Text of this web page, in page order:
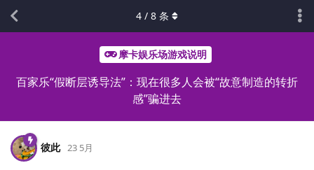
摩卡娱乐场游戏说明
百家乐“假断层诱导法”：现在很多人会被“故意制造的转折
感”骗进去
4 / 8 条
彼此 23 5月